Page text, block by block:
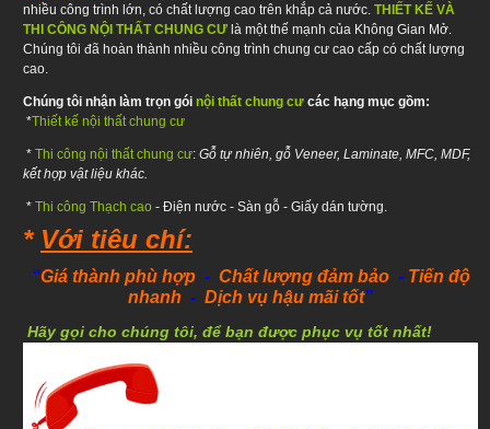
nhiều công trình lớn, có chất lượng cao trên khắp cả nước. THIẾT KẾ VÀ
THI CÔNG NỘI THẤT CHUNG CƯ là một thế mạnh của Không Gian Mở.
Chúng tôi đã hoàn thành nhiều công trình chung cư cao cấp có chất lượng
cao.
Chúng tôi nhận làm trọn gói nội thất chung cư các hạng mục gồm:
*Thiết kế nội thất chung cư
* Thi công nội thất chung cư: Gỗ tự nhiên, gỗ Veneer, Laminate, MFC, MDF,
kết hợp vật liệu khác.
* Thi công Thạch cao - Điện nước - Sàn gỗ - Giấy dán tường.
* Với tiêu chí:
“Giá thành phù hợp - Chất lượng đảm bảo-Tiến độ
nhanh - Dịch vụ hậu mãi tốt”
Hãy gọi cho chúng tôi, để bạn được phục vụ tốt nhất!